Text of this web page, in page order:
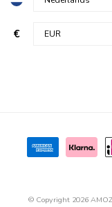
€
© Copyright 2026